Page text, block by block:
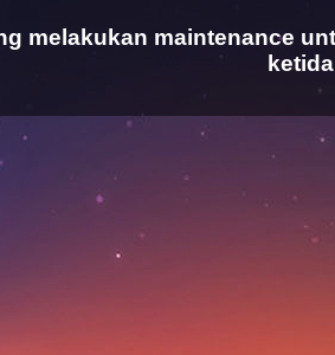
melakukan maintenance